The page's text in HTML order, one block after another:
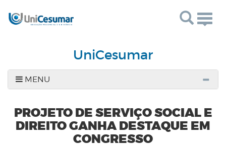
UniCesumar
MENU
PROJETO DE SERVIÇO SOCIAL E
DIREITO GANHA DESTAQUE EM
CONGRESSO